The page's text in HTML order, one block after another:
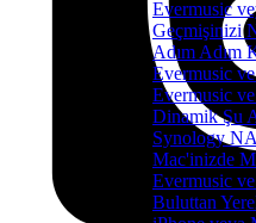
Evermusic
Geçmişinizi
Adım Adım
Evermusic
Evermusic
Dinamik Şu
Synology
Mac'inizde
Evermusic
Buluttan